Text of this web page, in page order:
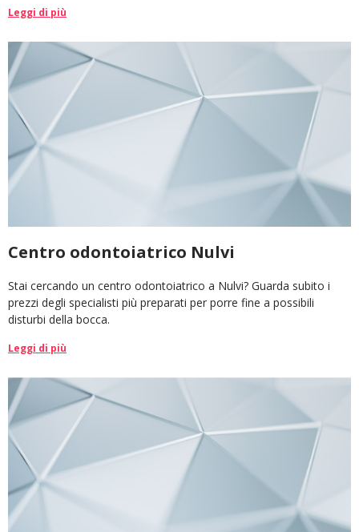
Leggi di più
Centro odontoiatrico Nulvi
Stai cercando un centro odontoiatrico a Nulvi? Guarda subito i
prezzi degli specialisti più preparati per porre fine a possibili
disturbi della bocca.
Leggi di più